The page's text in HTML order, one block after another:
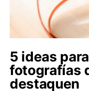
5 ideas
fotografías
destaquen